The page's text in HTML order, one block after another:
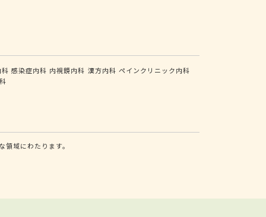
感染症内科 内視鏡内科 漢方内科 ペインクリニック内科
域にわたります。